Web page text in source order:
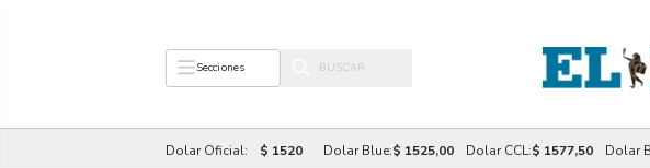
Secciones
Dolar Oficial: $ 1520 Dolar Blue:$ 1525,00 Dolar CCL:$ 1577,50 Dolar